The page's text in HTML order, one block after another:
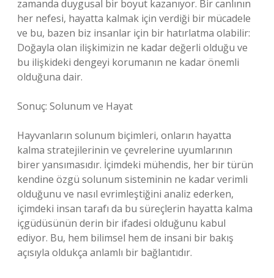
zamanda duygusal bir boyut kazanıyor. Bir canlının
her nefesi, hayatta kalmak için verdiği bir mücadele
ve bu, bazen biz insanlar için bir hatırlatma olabilir:
Doğayla olan ilişkimizin ne kadar değerli olduğu ve
bu ilişkideki dengeyi korumanın ne kadar önemli
olduğuna dair.
Sonuç: Solunum ve Hayat
Hayvanların solunum biçimleri, onların hayatta
kalma stratejilerinin ve çevrelerine uyumlarının
birer yansımasıdır. İçimdeki mühendis, her bir türün
kendine özgü solunum sisteminin ne kadar verimli
olduğunu ve nasıl evrimleştiğini analiz ederken,
içimdeki insan tarafı da bu süreçlerin hayatta kalma
içgüdüsünün derin bir ifadesi olduğunu kabul
ediyor. Bu, hem bilimsel hem de insani bir bakış
açısıyla oldukça anlamlı bir bağlantıdır.